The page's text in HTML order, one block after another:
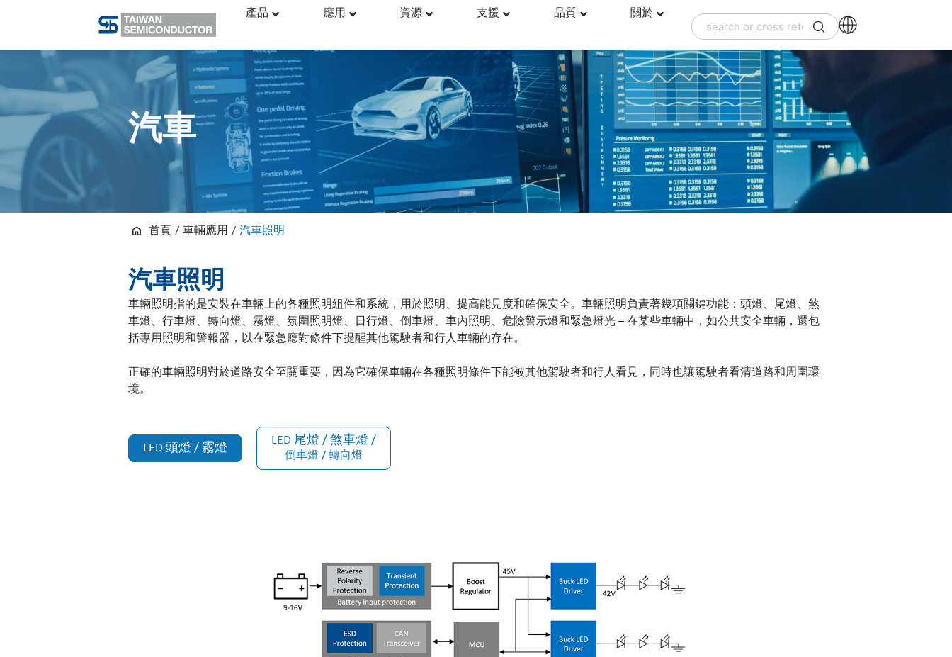
產品 應用 資源 支援 品質 關於
汽車
首頁 / 車輛應用 / 汽車照明
汽車照明
車輛照明指的是安裝在車輛上的各種照明組件和系統，用於照明、提高能見度和確保安全。車輛照明負責著幾項關鍵功能：頭燈、尾燈、煞
車燈、行車燈、轉向燈、霧燈、氛圍照明燈、日行燈、倒車燈、車內照明、危險警示燈和緊急燈光 – 在某些車輛中，如公共安全車輛，還包
括專用照明和警報器，以在緊急應對條件下提醒其他駕駛者和行人車輛的存在。
正確的車輛照明對於道路安全至關重要，因為它確保車輛在各種照明條件下能被其他駕駛者和行人看見，同時也讓駕駛者看清道路和周圍環
境。
LED 頭燈 / 霧燈
LED 尾燈 / 煞車燈 /
倒車燈 / 轉向燈